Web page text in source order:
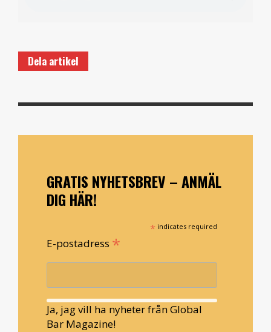
Dela artikel
GRATIS NYHETSBREV – ANMÄL
DIG HÄR!
* indicates required
E-postadress *
Ja, jag vill ha nyheter från Global
Bar Magazine!